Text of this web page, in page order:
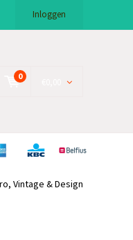
Inloggen
0
Vintage & Design